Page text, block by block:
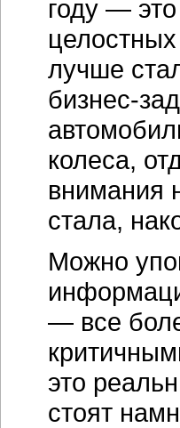
году —
лучше
бизнес-
колеса,
внимания
стала,
Можно
— все
это
стоят